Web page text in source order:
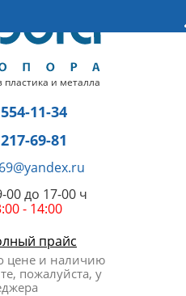
и металла
11-34
69-81
00 до 17-00 ч
- 14:00
прайс
цене и наличию
пожалуйста, у